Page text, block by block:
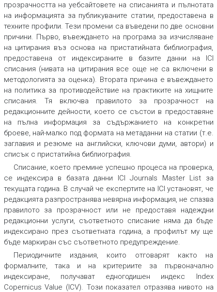
прозрачността на уебсайтовете на списанията и пълнотата
на информацията за публикуваните статии, предоставена в
техните профили. Тези промени са въведени по две основни
причини. Първо, въвеждането на програма за изчисляване
на цитирания въз основа на пристатийната библиография,
предоставена от индексираните в базите данни на ICI
списания (нивата на цитирания все още не са включени в
методологията за оценка). Втората причина е въвеждането
на политика за противодействие на практиките на хищните
списания. Тя включва правилото за прозрачност на
редакционните дейности, което се състои в предоставяне
на пълна информация за съдържанието на конкретни
броеве, най-малко под формата на метаданни на статии (т.е.
заглавия и резюме на английски, ключови думи, автори) и
списък с пристатийна библиография.
Списание, което премине успешно процеса на проверка,
се индексира в базата данни ICI Journals Master List за
текущата година. В случай че експертите на ICI установят, че
редакцията разпространява невярна информация, не спазва
правилото за прозрачност или не предоставя надеждни
редакционни услуги, съответното списание няма да бъде
индексирано през съответната година, а профилът му ще
бъде маркиран със съответното предупреждение.
Периодичните издания, които отговарят както на
формалните, така и на критериите за първоначално
индексиране, получават едногодишен индекс Index
Copernicus Value (ICV). Този показател отразява нивото на